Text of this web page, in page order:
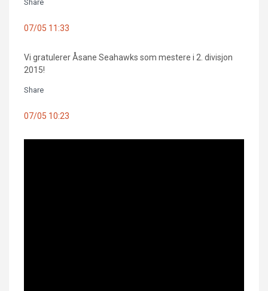
Share
07/05 11:33
Vi gratulerer Åsane Seahawks som mestere i 2. divisjon
2015!
Share
07/05 10:23